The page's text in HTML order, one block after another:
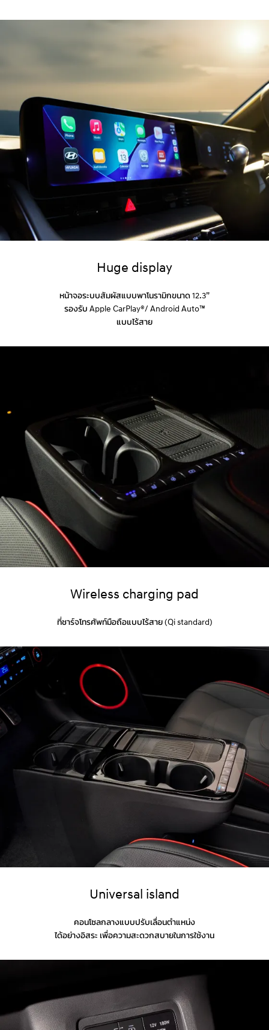
Huge display
หน้าจอระบบสัมผัสแบบพาโนรามิกขนาด 12.3”
รองรับ Apple CarPlay®/ Android Auto™
แบบไร้สาย
Wireless charging pad
ที่ชาร์จโทรศัพท์มือถือแบบไร้สาย (Qi standard)
Universal island
คอนโซลกลางแบบปรับเลื่อนตำแหน่ง
ได้อย่างอิสระ เพื่อความสะดวกสบายในการใช้งาน